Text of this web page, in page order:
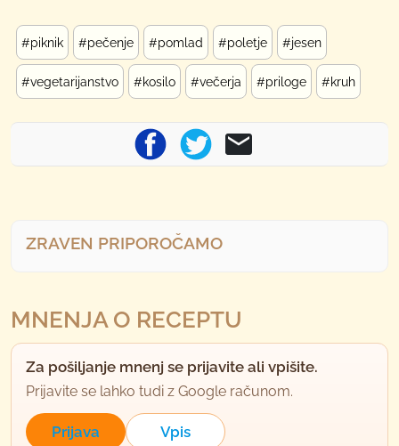
#piknik #pečenje #pomlad #poletje #jesen
#vegetarijanstvo #kosilo #večerja #priloge #kruh
ZRAVEN PRIPOROČAMO
MNENJA O RECEPTU
Za pošiljanje mnenj se prijavite ali vpišite.
Prijavite se lahko tudi z Google računom.
Prijava Vpis